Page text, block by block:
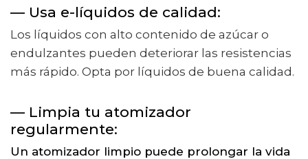
— Usa e-líquidos de calidad:
Los líquidos con alto contenido de azúcar o
endulzantes pueden deteriorar las resistencias
más rápido. Opta por líquidos de buena calidad.
— Limpia tu atomizador
regularmente:
Un atomizador limpio puede prolongar la vida